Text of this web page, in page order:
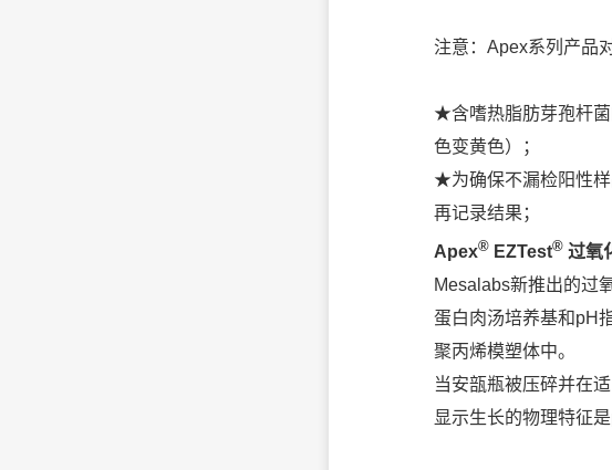
注意：Apex系列产品
★含嗜热脂肪芽孢杆
色变黄色）；
★为确保不漏检阳性
再记录结果；
Apex® EZTest® 过氧
Mesalabs新推出的过
蛋白肉汤培养基和pH
聚丙烯模塑体中。
当安瓿瓶被压碎并在
显示生长的物理特征